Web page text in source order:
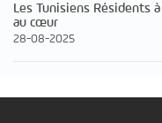
Les Tunisiens Résidents
au cœur
28-08-2025